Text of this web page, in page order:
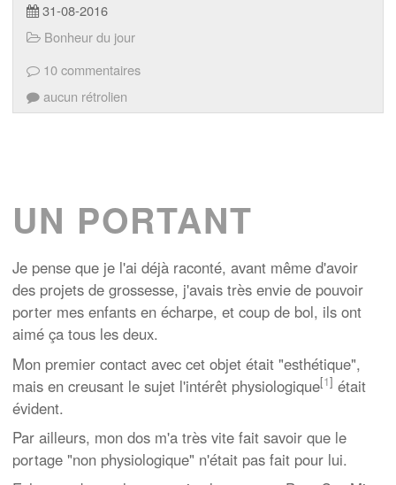
31-08-2016
Bonheur du jour
10 commentaires
aucun rétrolien
UN PORTANT
Je pense que je l'ai déjà raconté, avant même d'avoir
des projets de grossesse, j'avais très envie de pouvoir
porter mes enfants en écharpe, et coup de bol, ils ont
aimé ça tous les deux.
Mon premier contact avec cet objet était "esthétique",
mais en creusant le sujet l'intérêt physiologique[1] était
évident.
Par ailleurs, mon dos m'a très vite fait savoir que le
portage "non physiologique" n'était pas fait pour lui.